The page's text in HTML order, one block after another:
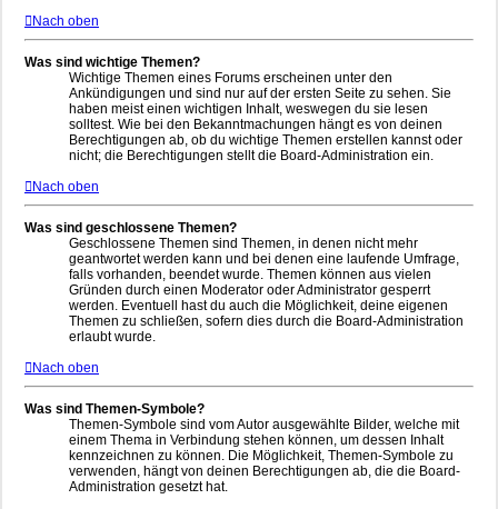
Nach oben
Was sind wichtige Themen?
Wichtige Themen eines Forums erscheinen unter den
Ankündigungen und sind nur auf der ersten Seite zu sehen. Sie
haben meist einen wichtigen Inhalt, weswegen du sie lesen
solltest. Wie bei den Bekanntmachungen hängt es von deinen
Berechtigungen ab, ob du wichtige Themen erstellen kannst oder
nicht; die Berechtigungen stellt die Board-Administration ein.
Nach oben
Was sind geschlossene Themen?
Geschlossene Themen sind Themen, in denen nicht mehr
geantwortet werden kann und bei denen eine laufende Umfrage,
falls vorhanden, beendet wurde. Themen können aus vielen
Gründen durch einen Moderator oder Administrator gesperrt
werden. Eventuell hast du auch die Möglichkeit, deine eigenen
Themen zu schließen, sofern dies durch die Board-Administration
erlaubt wurde.
Nach oben
Was sind Themen-Symbole?
Themen-Symbole sind vom Autor ausgewählte Bilder, welche mit
einem Thema in Verbindung stehen können, um dessen Inhalt
kennzeichnen zu können. Die Möglichkeit, Themen-Symbole zu
verwenden, hängt von deinen Berechtigungen ab, die die Board-
Administration gesetzt hat.